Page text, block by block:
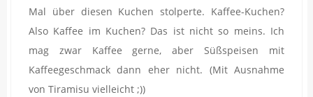
Mal über diesen Kuchen stolperte. Kaffee-Kuchen?
Also Kaffee im Kuchen? Das ist nicht so meins. Ich
mag zwar Kaffee gerne, aber Süßspeisen mit
Kaffeegeschmack dann eher nicht. (Mit Ausnahme
von Tiramisu vielleicht ;))